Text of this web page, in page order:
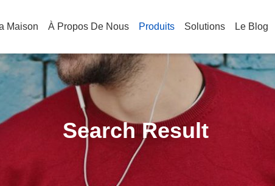
Maison À Propos De Nous Produits Solutions Le Blog
Search Result